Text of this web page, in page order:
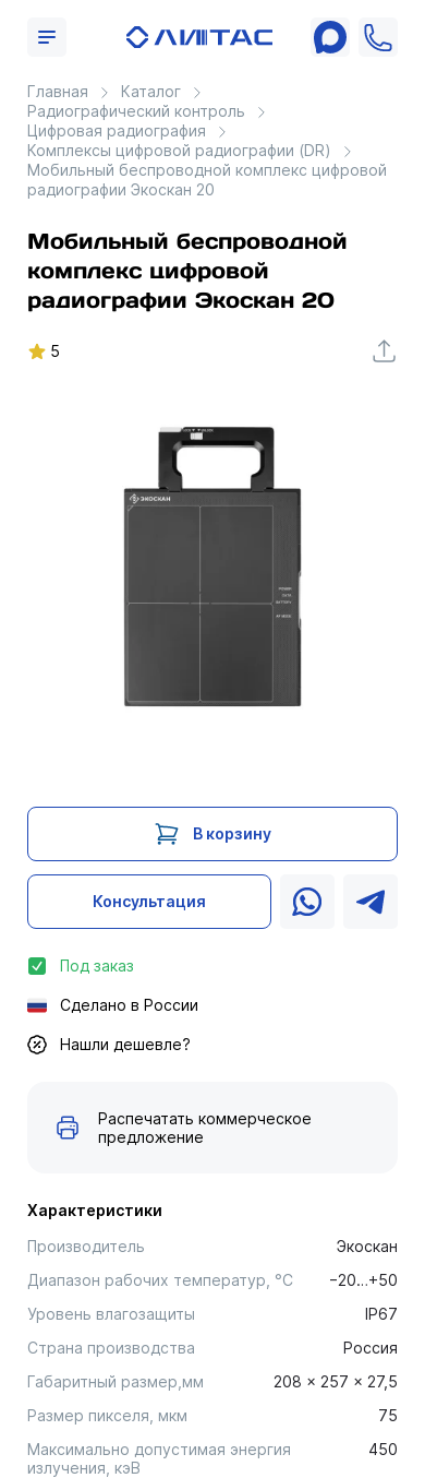
Главная
Каталог
Радиографический контроль
Цифровая радиография
Комплексы цифровой радиографии (DR)
Мобильный беспроводной комплекс цифровой
радиографии Экоскан 20
Мобильный беспроводной
комплекс цифровой
радиографии Экоскан 20
5
Характеристики
Производитель
Экоскан
Диапазон рабочих температур, °С
−20…+50
Уровень влагозащиты
IP67
Страна производства
Россия
Габаритный размер,мм
208 × 257 × 27,5
Размер пикселя, мкм
75
Максимально допустимая энергия
излучения, кэВ
450
В корзину
Консультация
Под заказ
Сделано в России
Нашли дешевле?
Распечатать коммерческое
предложение